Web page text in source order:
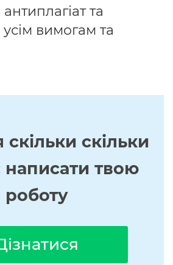
та
усім вимогам та
скільки скільки
написати твою
роботу